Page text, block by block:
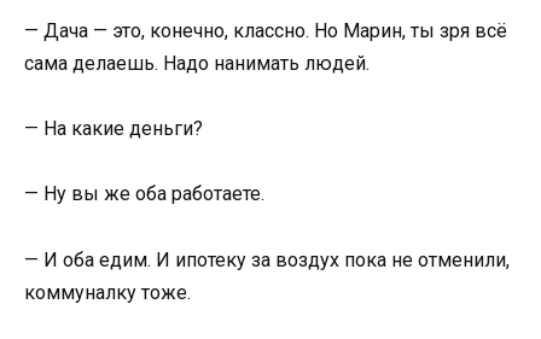
— Дача — это, конечно, классно. Но Марин, ты зря всё
сама делаешь. Надо нанимать людей.
— На какие деньги?
— Ну вы же оба работаете.
— И оба едим. И ипотеку за воздух пока не отменили,
коммуналку тоже.